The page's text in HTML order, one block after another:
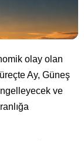
olay olan
Ay, Güneş
ve